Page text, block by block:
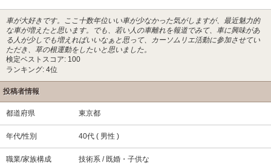
車が大好きです。ここ十数年位いい車が少なかった気がしますが、最近魅力的
な車が増えたと思います。でも、若い人の車離れを報道でみて、車に興味があ
る人が少しでも増えればいいなぁと思って、カーソムリエ活動に参加させてい
ただき、草の根運動をしたいと思いました。
検定ベストスコア: 100
ランキング: 4位
投稿者情報
都道府県 東京都
年代/性別 40代 ( 男性 )
職業/家族構成
技術系 / 既婚・子供な